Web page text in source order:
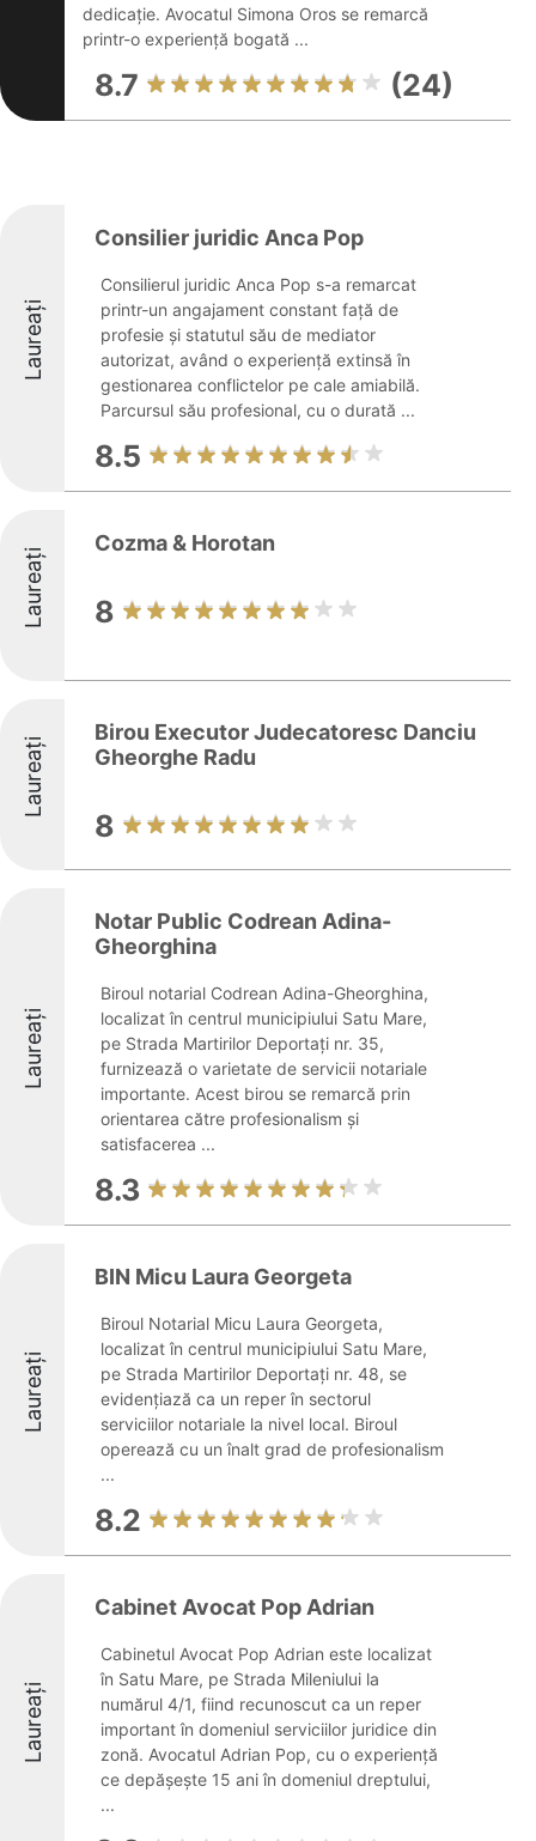
dedicație. Avocatul Simona Oros se remarcă
printr-o experiență bogată ...
8.7 (24)
Laureați
Consilier juridic Anca Pop
Consilierul juridic Anca Pop s-a remarcat
printr-un angajament constant față de
profesie și statutul său de mediator
autorizat, având o experiență extinsă în
gestionarea conflictelor pe cale amiabilă.
Parcursul său profesional, cu o durată ...
8.5
Laureați
Cozma & Horotan
8
Laureați
Birou Executor Judecatoresc Danciu
Gheorghe Radu
8
Laureați
Notar Public Codrean Adina-
Gheorghina
Biroul notarial Codrean Adina-Gheorghina,
localizat în centrul municipiului Satu Mare,
pe Strada Martirilor Deportați nr. 35,
furnizează o varietate de servicii notariale
importante. Acest birou se remarcă prin
orientarea către profesionalism și
satisfacerea ...
8.3
Laureați
BIN Micu Laura Georgeta
Biroul Notarial Micu Laura Georgeta,
localizat în centrul municipiului Satu Mare,
pe Strada Martirilor Deportați nr. 48, se
evidențiază ca un reper în sectorul
serviciilor notariale la nivel local. Biroul
operează cu un înalt grad de profesionalism
...
8.2
Laureați
Cabinet Avocat Pop Adrian
Cabinetul Avocat Pop Adrian este localizat
în Satu Mare, pe Strada Mileniului la
numărul 4/1, fiind recunoscut ca un reper
important în domeniul serviciilor juridice din
zonă. Avocatul Adrian Pop, cu o experiență
ce depășește 15 ani în domeniul dreptului,
...